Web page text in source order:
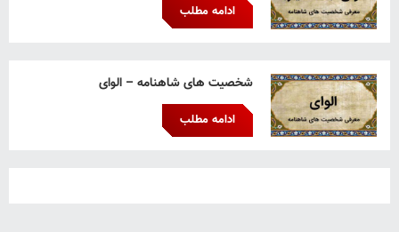
ادامه مطلب
شخصیت های شاهنامه – الوای
ادامه مطلب